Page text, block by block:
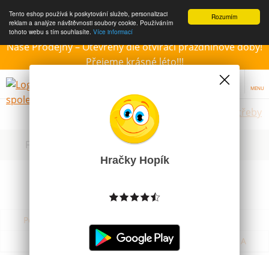
Rozumím
Tento eshop používá k poskytování služeb, personalizaci
reklam a analýze návštěvnosti soubory cookie. Používáním
tohoto webu s tím souhlasíte. Více informací
Naše Prodejny – Otevřeny dle otvírací prázdninové doby!
Přejeme krásné léto!!!
MENU
Školní potřeby
Filtrovat dle dostupnosti, ceny, výrobce
Podle názvu od A do Z
Od nejlevnějšího
Podle názvu od Z do A
Hračky Hopík